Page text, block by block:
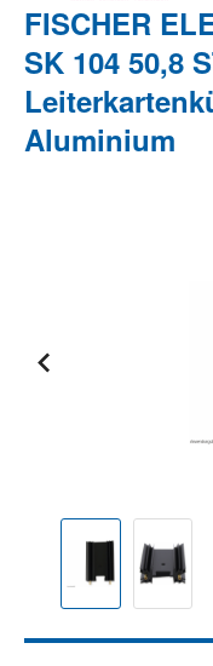
FISCHER
SK 104 50,8
Aluminium